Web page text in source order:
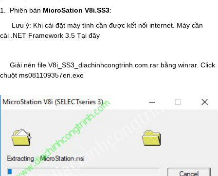
1. Phiên bản MicroSation V8i.SS3:
Lưu ý: Khi cài đặt máy tính cần được kết nối internet. Máy cần
cài .NET Framework 3.5 Tại đây
Giải nén file V8i_SS3_diachinhcongtrinh.com.rar bằng winrar. Click
chuột ms081109357en.exe